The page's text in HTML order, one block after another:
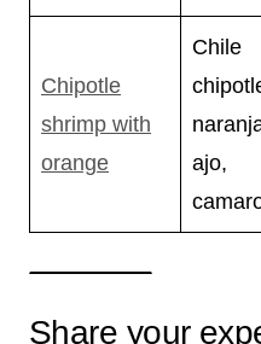
Chipotle
shrimp with
orange
Chile
ajo,
Share your